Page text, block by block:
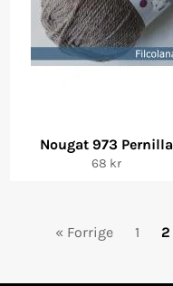
Nougat 973 Pernilla
Vanlig
68 kr
« Forrige 1 2